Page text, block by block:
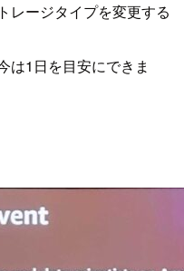
レージタイプを変更する
は1日を目安にできま